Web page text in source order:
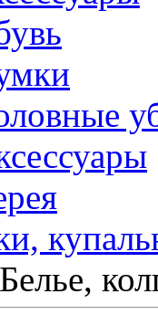
Белье,